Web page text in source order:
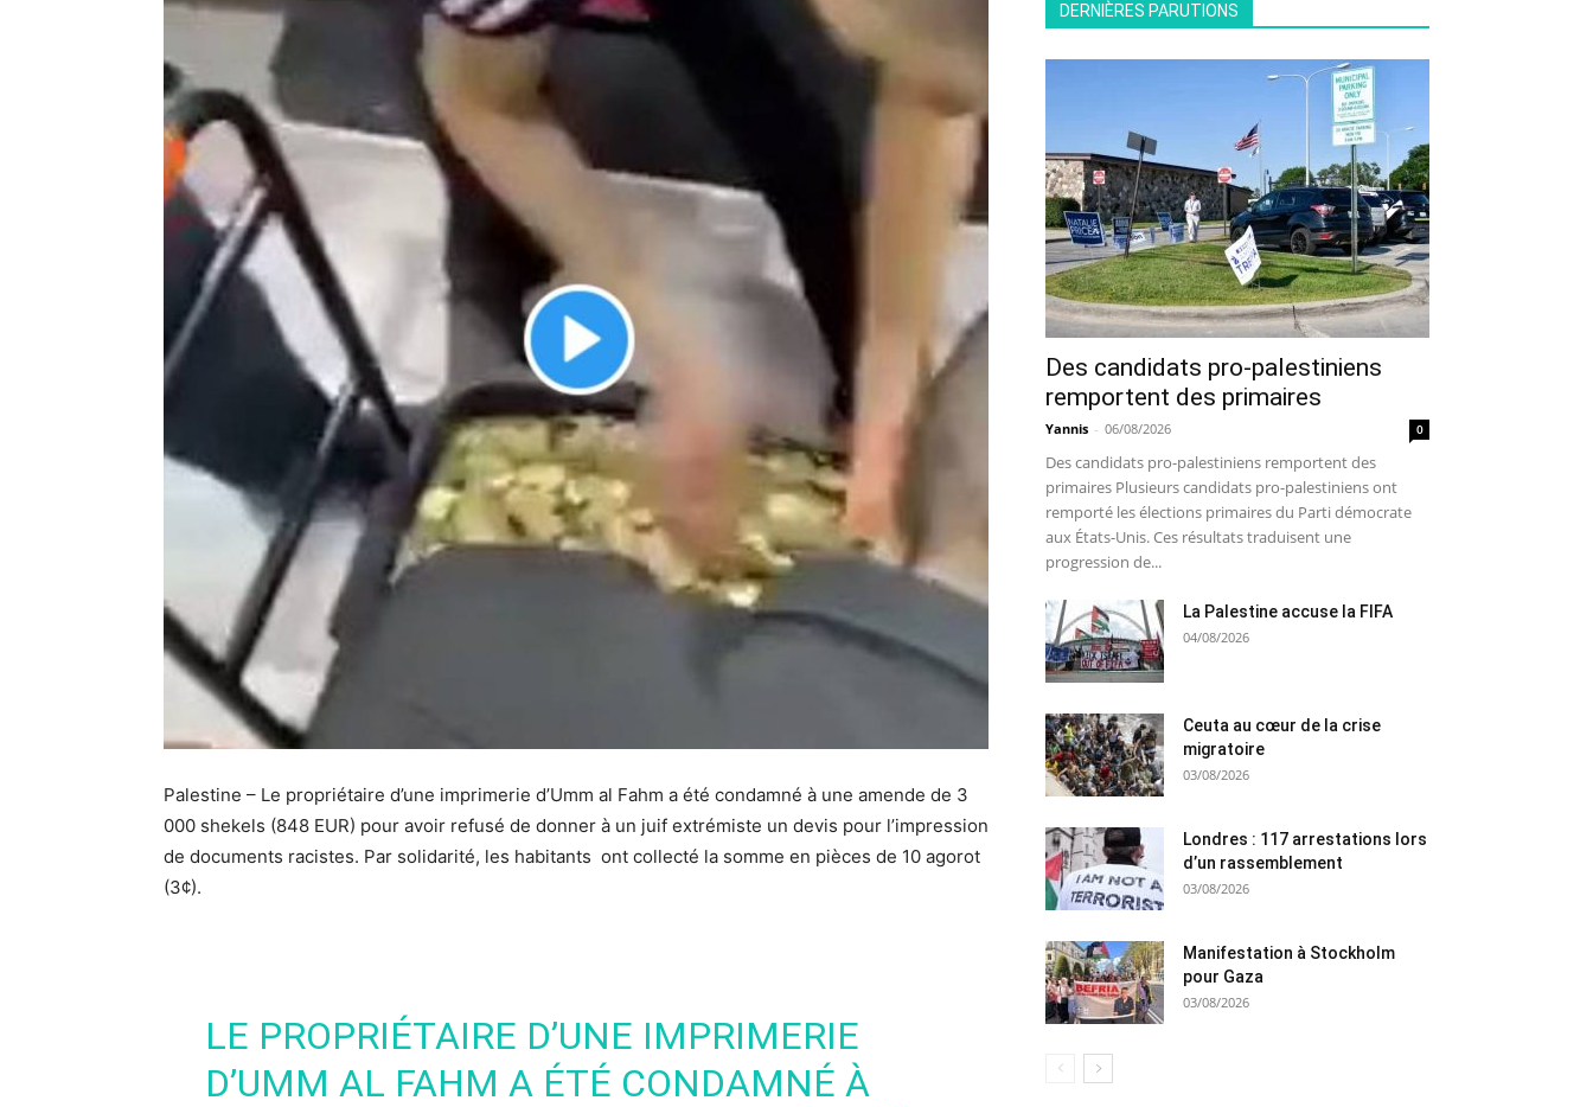
Palestine – Le propriétaire d’une imprimerie d’Umm al Fahm a été condamné à une amende de 3
000 shekels (848 EUR) pour avoir refusé de donner à un juif extrémiste un devis pour l’impression
de documents racistes. Par solidarité, les habitants ont collecté la somme en pièces de 10 agorot
(3¢).
LE PROPRIÉTAIRE D’UNE IMPRIMERIE
D’UMM AL FAHM A ÉTÉ CONDAMNÉ À
DERNIÈRES PARUTIONS
Des candidats pro-palestiniens
remportent des primaires
Yannis - 06/08/2026 0
Des candidats pro-palestiniens remportent des
primaires Plusieurs candidats pro-palestiniens ont
remporté les élections primaires du Parti démocrate
aux États-Unis. Ces résultats traduisent une
progression de...
La Palestine accuse la FIFA
04/08/2026
Ceuta au cœur de la crise
migratoire
03/08/2026
Londres : 117 arrestations lors
d’un rassemblement
03/08/2026
Manifestation à Stockholm
pour Gaza
03/08/2026